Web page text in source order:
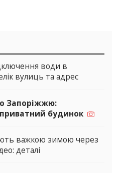
води в
вулиць та адрес
Запоріжжю:
будинок
важкою зимою через
деталі